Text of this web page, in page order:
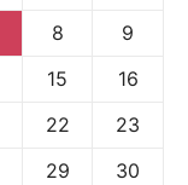
8
9
15
16
22
23
29
30